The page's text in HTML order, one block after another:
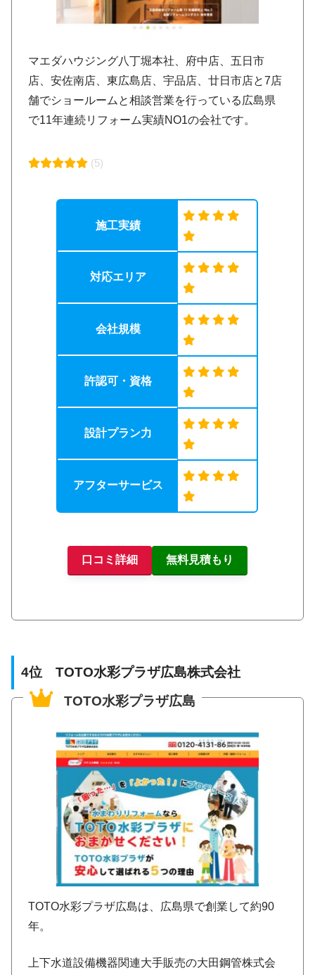
マエダハウジング八丁堀本社、府中店、五日市
店、安佐南店、東広島店、宇品店、廿日市店と7店
舗でショールームと相談営業を行っている広島県
で11年連続リフォーム実績NO1の会社です。
(5)
施工実績
対応エリア
会社規模
許認可・資格
設計プラン力
アフターサービス
口コミ詳細 無料見積もり
4位 TOTO水彩プラザ広島株式会社
TOTO水彩プラザ広島
TOTO水彩プラザ広島は、広島県で創業して約90
年。
上下水道設備機器関連大手販売の大田鋼管株式会